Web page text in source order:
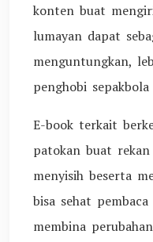
konten buat
lumayan dapat
menguntungkan,
penghobi
E-book terkait
patokan buat
menyisih beserta
bisa sehat
membina